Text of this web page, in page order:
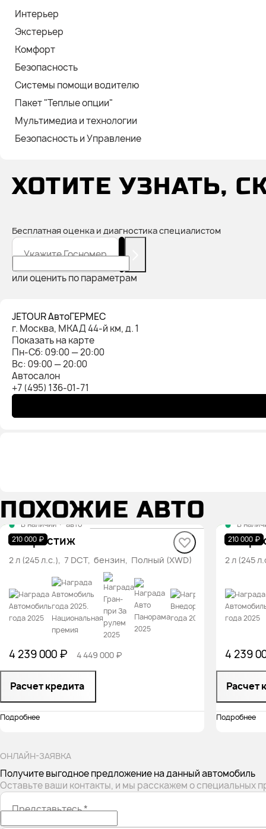
Интерьер
Экстерьер
Комфорт
Безопасность
Системы помощи водителю
Пакет "Теплые опции"
Мультимедиа и технологии
Безопасность и Управление
ХОТИТЕ УЗНАТЬ,
Бесплатная оценка и диагностика специалистом
Укажите Госномер
или оценить по параметрам
JETOUR АвтоГЕРМЕС
г. Москва, МКАД 44-й км, д. 1
Показать на карте
Пн-Cб: 09:00 — 20:00
Вс: 09:00 — 20:00
Автосалон
+7 (495) 136-01-71
ПОХОЖИЕ АВТО
210 000 ₽
В наличии · авто
T2 Престиж
2 л (245 л.с.), 7 DCT, бензин, Полный (XWD)
4 239 000 ₽ 4 449 000 ₽
Расчет кредита
Подробнее
210 000 ₽
В
T2
2 л (245
4 239
Расчет
Подробнее
ОНЛАЙН-ЗАЯВКА
Получите выгодное предложение на данный автомобиль
Оставьте ваши контакты, и мы расскажем о специальных
Представьтесь*